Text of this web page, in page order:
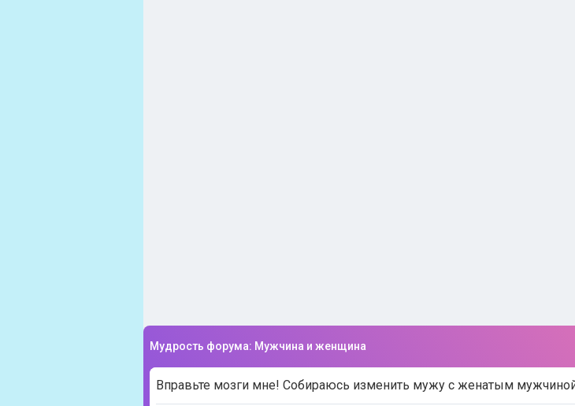
Мудрость форума: Мужчина и женщина
Вправьте мозги мне! Собираюсь изменить мужу с женатым